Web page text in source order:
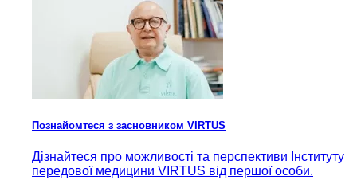
Познайомтеся з засновником VIRTUS
Дізнайтеся про можливості та перспективи Інституту
передової медицини VIRTUS від першої особи.